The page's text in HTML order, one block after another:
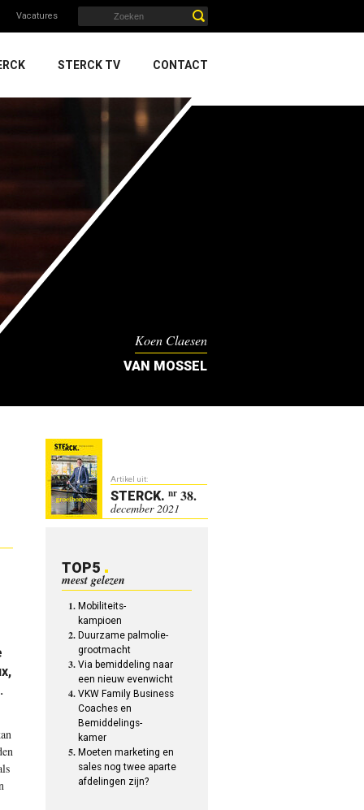
Vacatures
STERCK TV CONTACT
Koen Claesen
VAN MOSSEL
Artikel uit:
STERCK. nr 38.
december 2021
TOP5
meest gelezen
Mobiliteits-
kampioen
Duurzame palmolie-
grootmacht
Via bemiddeling naar
een nieuw evenwicht
VKW Family Business
Coaches en
Bemiddelings-
kamer
Moeten marketing en
sales nog twee aparte
afdelingen zijn?